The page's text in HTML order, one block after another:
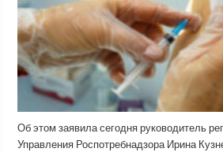
Об этом заявила сегодня руководитель
Управления Роспотребнадзора Ирина